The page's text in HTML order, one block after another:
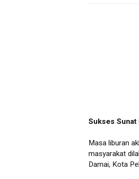
Sukses Sunat
Masa liburan
masyarakat
Damai, Kota